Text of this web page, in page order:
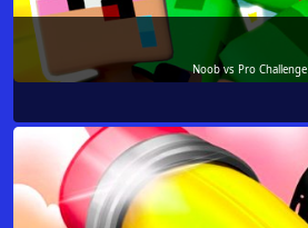
Noob vs Pro Challenge